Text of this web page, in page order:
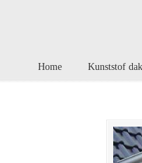
Home Kunststof